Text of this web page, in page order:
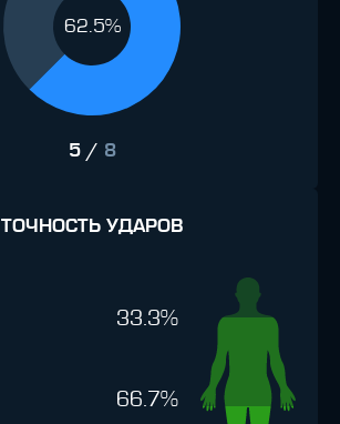
62.5%
5/ 8
ТОЧНОСТЬ УДАРОВ
33.3%
66.7%